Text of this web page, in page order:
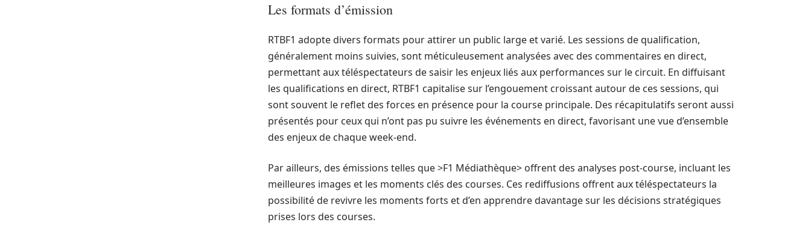
Les formats d’émission
RTBF1 adopte divers formats pour attirer un public large et varié. Les sessions de qualification,
généralement moins suivies, sont méticuleusement analysées avec des commentaires en direct,
permettant aux téléspectateurs de saisir les enjeux liés aux performances sur le circuit. En diffuisant
les qualifications en direct, RTBF1 capitalise sur l’engouement croissant autour de ces sessions, qui
sont souvent le reflet des forces en présence pour la course principale. Des récapitulatifs seront aussi
présentés pour ceux qui n’ont pas pu suivre les événements en direct, favorisant une vue d’ensemble
des enjeux de chaque week-end.
Par ailleurs, des émissions telles que >F1 Médiathèque> offrent des analyses post-course, incluant les
meilleures images et les moments clés des courses. Ces rediffusions offrent aux téléspectateurs la
possibilité de revivre les moments forts et d’en apprendre davantage sur les décisions stratégiques
prises lors des courses.